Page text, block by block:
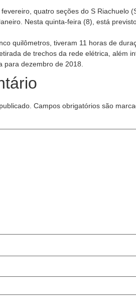
quatro seções do S
Nesta quinta-feira (8), está
quilômetros, tiveram 11 horas de
de trechos da rede elétrica, além
para dezembro de 2018.
Campos obrigatórios são